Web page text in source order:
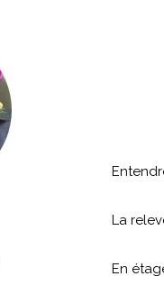
La
En